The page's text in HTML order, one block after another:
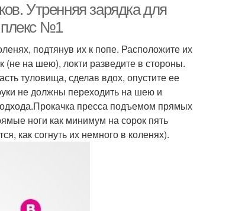
Утренняя зарядка для
№1
подтянув их к попе. Расположите их
(не на шею), локти разведите в стороны.
туловища, сделав вдох, опустите ее
не должны переходить на шею и
пресса подъемом прямых
ноги как минимум на сорок пять
как согнуть их немного в коленях).